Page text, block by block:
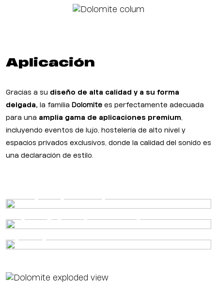
Aplicación
Gracias a su diseño de alta calidad y a su forma
delgada, la familia Dolomite es perfectamente adecuada
para una amplia gama de aplicaciones premium,
incluyendo eventos de lujo, hostelería de alto nivel y
espacios privados exclusivos, donde la calidad del sonido es
una declaración de estilo.
sala de estar
desfile de moda
boda